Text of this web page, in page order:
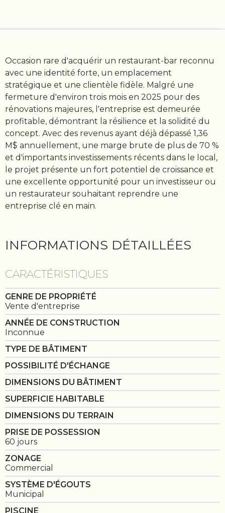
Occasion rare d'acquérir un restaurant-bar reconnu
avec une identité forte, un emplacement
stratégique et une clientèle fidèle. Malgré une
fermeture d'environ trois mois en 2025 pour des
rénovations majeures, l'entreprise est demeurée
profitable, démontrant la résilience et la solidité du
concept. Avec des revenus ayant déjà dépassé 1,36
M$ annuellement, une marge brute de plus de 70 %
et d'importants investissements récents dans le local,
le projet présente un fort potentiel de croissance et
une excellente opportunité pour un investisseur ou
un restaurateur souhaitant reprendre une
entreprise clé en main.
INFORMATIONS DÉTAILLÉES
CARACTÉRISTIQUES
GENRE DE PROPRIÉTÉ
Vente d'entreprise
ANNÉE DE CONSTRUCTION
Inconnue
TYPE DE BÂTIMENT
POSSIBILITÉ D'ÉCHANGE
DIMENSIONS DU BÂTIMENT
SUPERFICIE HABITABLE
DIMENSIONS DU TERRAIN
PRISE DE POSSESSION
60 jours
ZONAGE
Commercial
SYSTÈME D'ÉGOUTS
Municipal
PISCINE